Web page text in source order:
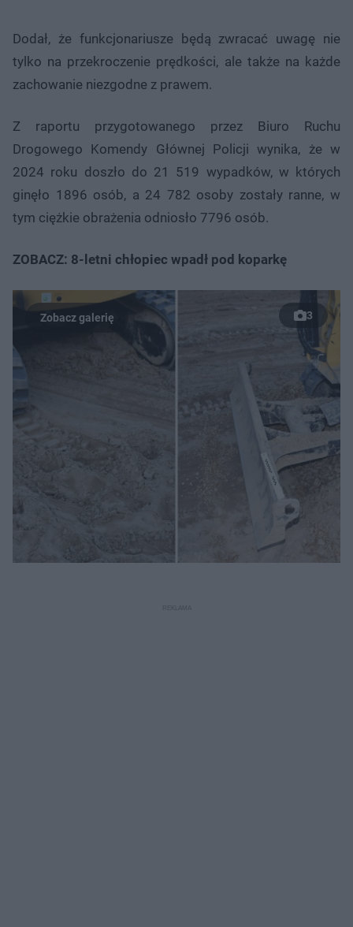
Dodał, że funkcjonariusze będą zwracać uwagę nie
tylko na przekroczenie prędkości, ale także na każde
zachowanie niezgodne z prawem.
Z raportu przygotowanego przez Biuro Ruchu
Drogowego Komendy Głównej Policji wynika, że w
2024 roku doszło do 21 519 wypadków, w których
ginęło 1896 osób, a 24 782 osoby zostały ranne, w
tym ciężkie obrażenia odniosło 7796 osób.
ZOBACZ: 8-letni chłopiec wpadł pod koparkę
3